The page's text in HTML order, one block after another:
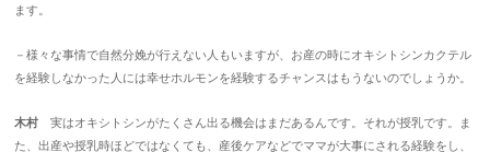
ます。
－様々な事情で自然分娩が行えない人もいますが、お産の時にオキシトシンカクテル
を経験しなかった人には幸せホルモンを経験するチャンスはもうないのでしょうか。
木村実はオキシトシンがたくさん出る機会はまだあるんです。それが授乳です。ま
た、出産や授乳時ほどではなくても、産後ケアなどでママが大事にされる経験をし、